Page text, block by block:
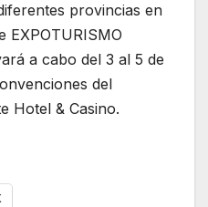
provincias en
EXPOTURISMO
a cabo del 3 al 5 de
del
Hotel & Casino.